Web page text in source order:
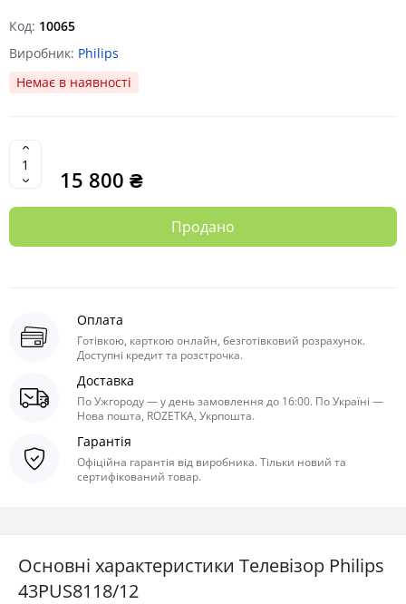
Код: 10065
Виробник: Philips
Немає в наявності
15 800 ₴
Продано
Оплата
Готівкою, карткою онлайн, безготівковий розрахунок.
Доступні кредит та розстрочка.
Доставка
По Ужгороду — у день замовлення до 16:00. По Україні —
Нова пошта, ROZETKA, Укрпошта.
Гарантія
Офіційна гарантія від виробника. Тільки новий та
сертифікований товар.
Основні характеристики Телевізор Philips
43PUS8118/12